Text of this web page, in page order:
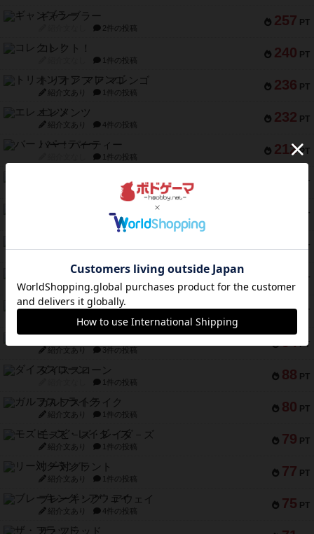
257 PT
ギャンブラー
2件の投稿
240 PT
コレクト！
1件の投稿
236 PT
トリオンフ ア マレンゴ
紹介文あり 1件の投稿
232 PT
エレメンツ
紹介文あり 4件の投稿
212 PT
バー！パーティー
1件の投稿
PT
1件の投稿
PT
1件の投稿
140 PT
PT
ドブル：ポケットモンスター
紹介文あり 4件の投稿
118 PT
ジャンヌ・ダルク-オルレアン ドロー＆ライト
紹介文なし 5件の投稿
94 PT
ファースト・イン・フライト
紹介文あり 3件の投稿
88 PT
ダイススローン
1件の投稿
80 PT
ガルフストライク
紹介文あり 1件の投稿
79 PT
モズビ－ズ・レイダ－ズ
紹介文あり 1件の投稿
77 PT
リー対グラント
紹介文あり 1件の投稿
75 PT
ブレーキング・アウェイ
紹介文あり 4件の投稿
ザ・フラッド